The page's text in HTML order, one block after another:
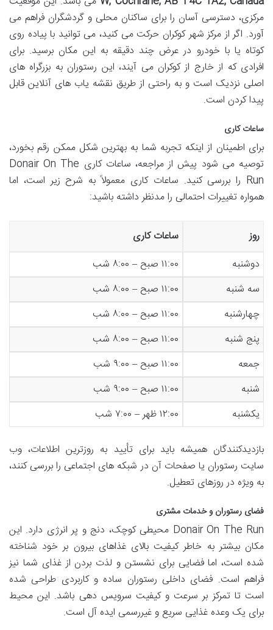
مرکزی، دسترسی آسان را برای ساکنان محلی و گردشگران فراهم می
آورد. اگر از مرکز شهر کوکران حرکت می کنید، می توانید با پیاده روی
کوتاه یا با خودرو در عرض چند دقیقه به این مکان برسید. برای
افرادی که از خارج از کوکران می آیند، این رستوران به بزرگراه های
اصلی نزدیک است و به راحتی از طریق نقشه یاب های آنلاین قابل
پیدا کردن است.
ساعات کاری
برای اطمینان از اینکه تجربه شما به بهترین شکل ممکن رقم بخورد،
توصیه می شود پیش از مراجعه، ساعات کاری Donair On The
Run را بررسی کنید. ساعات کاری معمولاً به شرح زیر است، اما
همواره تغییرات احتمالی را مدنظر داشته باشید:
روز
ساعات کاری
دوشنبه
۱۱:۰۰ صبح – ۸:۰۰ شب
سه شنبه
۱۱:۰۰ صبح – ۸:۰۰ شب
چهارشنبه
۱۱:۰۰ صبح – ۸:۰۰ شب
پنج شنبه
۱۱:۰۰ صبح – ۸:۰۰ شب
جمعه
۱۱:۰۰ صبح – ۹:۰۰ شب
شنبه
۱۱:۰۰ صبح – ۹:۰۰ شب
یکشنبه
۱۲:۰۰ ظهر – ۷:۰۰ شب
بازدیدکنندگان همیشه باید برای تأیید به روزترین اطلاعات، وب
سایت رستوران یا صفحات آن در شبکه های اجتماعی را بررسی کنند،
به ویژه در روزهای تعطیل.
فضای رستوران و خدمات مشتری
Donair On The Run محیطی کوچک، دنج و پر انرژی دارد. این
مکان بیشتر به خاطر کیفیت بالای غذاهای بیرون بر خود شناخته
شده است، اما فضایی برای نشستن و لذت بردن از غذای شما نیز
فراهم است. فضای داخلی رستوران ساده و کاربردی طراحی شده
است تا تمرکز بر سرعت و کیفیت سرویس دهی باشد. این محیط
برای یک وعده غذایی سریع و غیررسمی ایده آل است.